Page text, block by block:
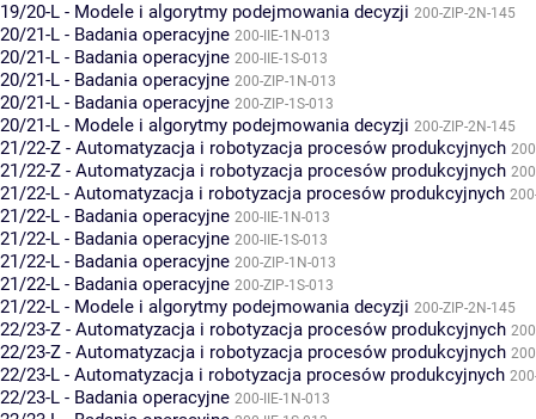
19/20-L - Modele i algorytmy podejmowania decyzji 200-ZIP-2N-145
20/21-L - Badania operacyjne 200-IIE-1N-013
20/21-L - Badania operacyjne 200-IIE-1S-013
20/21-L - Badania operacyjne 200-ZIP-1N-013
20/21-L - Badania operacyjne 200-ZIP-1S-013
20/21-L - Modele i algorytmy podejmowania decyzji 200-ZIP-2N-145
21/22-Z - Automatyzacja i robotyzacja procesów produkcyjnych
21/22-Z - Automatyzacja i robotyzacja procesów produkcyjnych
21/22-L - Automatyzacja i robotyzacja procesów produkcyjnych
21/22-L - Badania operacyjne 200-IIE-1N-013
21/22-L - Badania operacyjne 200-IIE-1S-013
21/22-L - Badania operacyjne 200-ZIP-1N-013
21/22-L - Badania operacyjne 200-ZIP-1S-013
21/22-L - Modele i algorytmy podejmowania decyzji 200-ZIP-2N-145
22/23-Z - Automatyzacja i robotyzacja procesów produkcyjnych
22/23-Z - Automatyzacja i robotyzacja procesów produkcyjnych
22/23-L - Automatyzacja i robotyzacja procesów produkcyjnych
22/23-L - Badania operacyjne 200-IIE-1N-013